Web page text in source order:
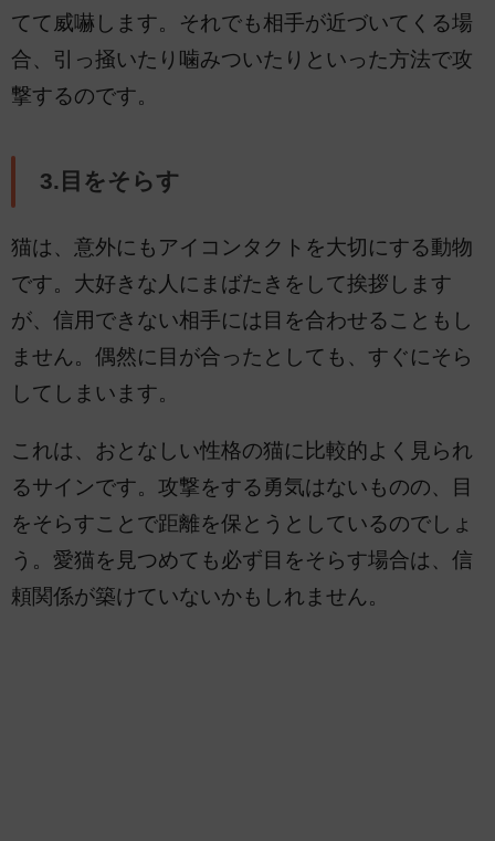
てて威嚇します。それでも相手が近づいてくる場
合、引っ掻いたり噛みついたりといった方法で攻
撃するのです。
3.目をそらす
猫は、意外にもアイコンタクトを大切にする動物
です。大好きな人にまばたきをして挨拶します
が、信用できない相手には目を合わせることもし
ません。偶然に目が合ったとしても、すぐにそら
してしまいます。
これは、おとなしい性格の猫に比較的よく見られ
るサインです。攻撃をする勇気はないものの、目
をそらすことで距離を保とうとしているのでしょ
う。愛猫を見つめても必ず目をそらす場合は、信
頼関係が築けていないかもしれません。